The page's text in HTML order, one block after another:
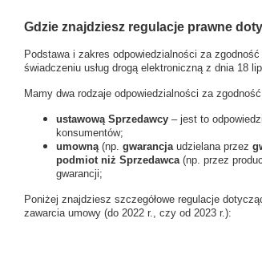
Gdzie znajdziesz regulacje prawne
Podstawa i zakres odpowiedzialności za
świadczeniu usług drogą elektroniczną z dnia 18
Mamy dwa rodzaje odpowiedzialności za
ustawową Sprzedawcy – jest to
konsumentów;
umowną(np. gwarancjaudzielana przez
podmiot niż Sprzedawca(np. przez
gwarancji;
Poniżej znajdziesz szczegółowe regulacje
zawarcia umowy (do 2022 r., czy od 2023 r.):